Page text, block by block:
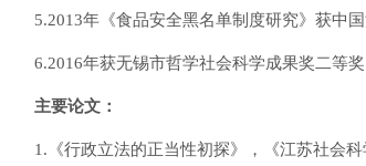
5.2013年《食品安全黑名单制度研究》获中
6.2016年获无锡市哲学社会科学成果奖二等奖
主要论文：
1.《行政立法的正当性初探》，《江苏社会